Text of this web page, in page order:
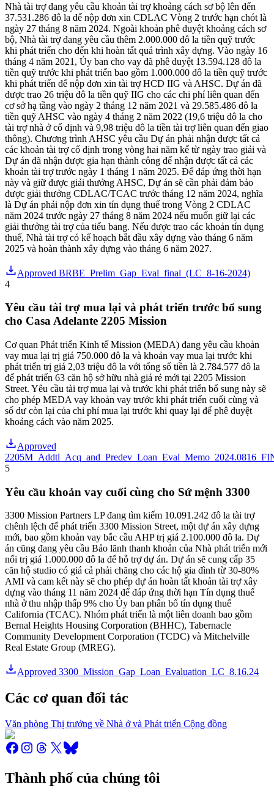
Nhà tài trợ đang yêu cầu khoản tài trợ khoảng cách sơ bộ lên đến
37.531.286 đô la để nộp đơn xin CDLAC Vòng 2 trước hạn chót là
ngày 27 tháng 8 năm 2024. Ngoài khoản phê duyệt khoảng cách sơ
bộ, Nhà tài trợ đang yêu cầu thêm 2.000.000 đô la tiền quỹ trước
khi phát triển cho đến khi hoàn tất quá trình xây dựng. Vào ngày 16
tháng 4 năm 2021, Ủy ban cho vay đã phê duyệt 13.594.128 đô la
tiền quỹ trước khi phát triển bao gồm 1.000.000 đô la tiền quỹ trước
khi phát triển để nộp đơn xin tài trợ HCD IIG và AHSC. Dự án đã
được trao 26 triệu đô la tiền quỹ IIG cho các chi phí liên quan đến
cơ sở hạ tầng vào ngày 2 tháng 12 năm 2021 và 29.585.486 đô la
tiền quỹ AHSC vào ngày 4 tháng 2 năm 2022 (19,6 triệu đô la cho
tài trợ nhà ở cố định và 9,98 triệu đô la tiền tài trợ liên quan đến giao
thông). Chương trình AHSC yêu cầu Dự án phải nhận được tất cả
các khoản tài trợ cố định trong vòng hai năm kể từ ngày trao giải và
Dự án đã nhận được gia hạn thành công để nhận được tất cả các
khoản tài trợ trước ngày 1 tháng 1 năm 2025. Để đáp ứng thời hạn
này và giữ được giải thưởng AHSC, Dự án sẽ cần phải đảm bảo
được giải thưởng CDLAC/TCAC trước tháng 12 năm 2024, nghĩa
là Dự án phải nộp đơn xin tín dụng thuế trong Vòng 2 CDLAC
năm 2024 trước ngày 27 tháng 8 năm 2024 nếu muốn giữ lại các
giải thưởng tài trợ của tiểu bang. Nếu được trao các khoản tín dụng
thuế, Nhà tài trợ có kế hoạch bắt đầu xây dựng vào tháng 6 năm
2025 và hoàn thành xây dựng vào tháng 6 năm 2027.
Approved BRBE_Prelim_Gap_Eval_final_(LC_8-16-2024)
4
Yêu cầu tài trợ mua lại và phát triển trước bổ sung
cho Casa Adelante 2205 Mission
Cơ quan Phát triển Kinh tế Mission (MEDA) đang yêu cầu khoản
vay mua lại trị giá 750.000 đô la và khoản vay mua lại trước khi
phát triển trị giá 2,03 triệu đô la với tổng số tiền là 2.784.577 đô la
để phát triển 63 căn hộ sở hữu nhà giá rẻ mới tại 2205 Mission
Street. Yêu cầu tài trợ mua lại và trước khi phát triển bổ sung này sẽ
cho phép MEDA vay khoản vay trước khi phát triển cuối cùng và
số dư còn lại của chi phí mua lại trước khi quay lại để phê duyệt
khoảng cách vào năm 2025.
Approved
5
Yêu cầu khoản vay cuối cùng cho Sứ mệnh 3300
3300 Mission Partners LP đang tìm kiếm 10.091.242 đô la tài trợ
chênh lệch để phát triển 3300 Mission Street, một dự án xây dựng
mới, bao gồm khoản vay bắc cầu AHP trị giá 2.100.000 đô la. Dự
án cũng đang yêu cầu Bảo lãnh thanh khoản của Nhà phát triển mới
nổi trị giá 1.000.000 đô la để hỗ trợ dự án. Dự án sẽ cung cấp 35
căn hộ studio có giá cả phải chăng cho các hộ gia đình từ 30-80%
AMI và cam kết này sẽ cho phép dự án hoàn tất khoản tài trợ xây
dựng vào tháng 11 năm 2024 để đáp ứng thời hạn Tín dụng thuế
nhà ở thu nhập thấp 9% cho Ủy ban phân bổ tín dụng thuế
California (TCAC). Nhóm phát triển là một liên doanh bao gồm
Bernal Heights Housing Corporation (BHHC), Tabernacle
Community Development Corporation (TCDC) và Mitchelville
Real Estate Group (MREG).
Approved 3300_Mission_Gap_Loan_Evaluation_LC_8.16.24
Các cơ quan đối tác
Văn phòng Thị trưởng về Nhà ở và Phát triển Cộng đồng
Thành phố của chúng tôi